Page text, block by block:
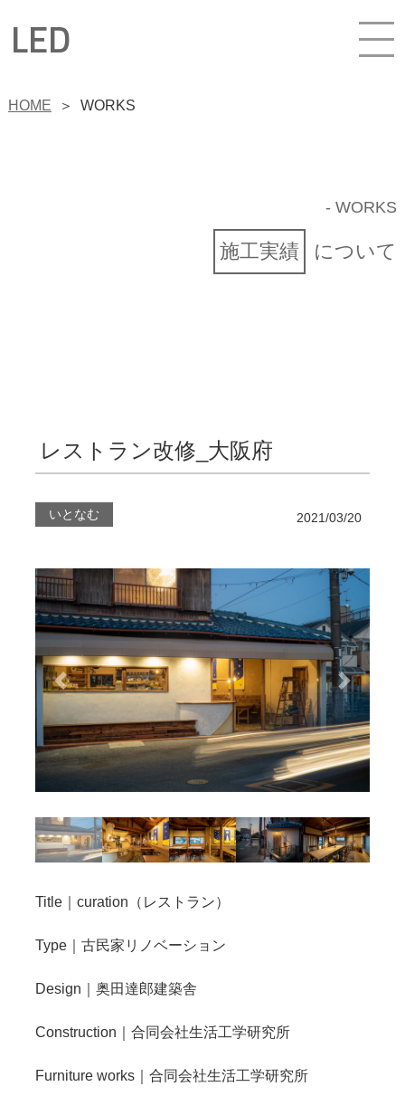
LED
HOME ＞ WORKS
- WORKS
施工実績 について
レストラン改修_大阪府
いとなむ 2021/03/20
前へ 次へ
Title｜curation（レストラン）
Type｜古民家リノベーション
Design｜奥田達郎建築舎
Construction｜合同会社生活工学研究所
Furniture works｜合同会社生活工学研究所